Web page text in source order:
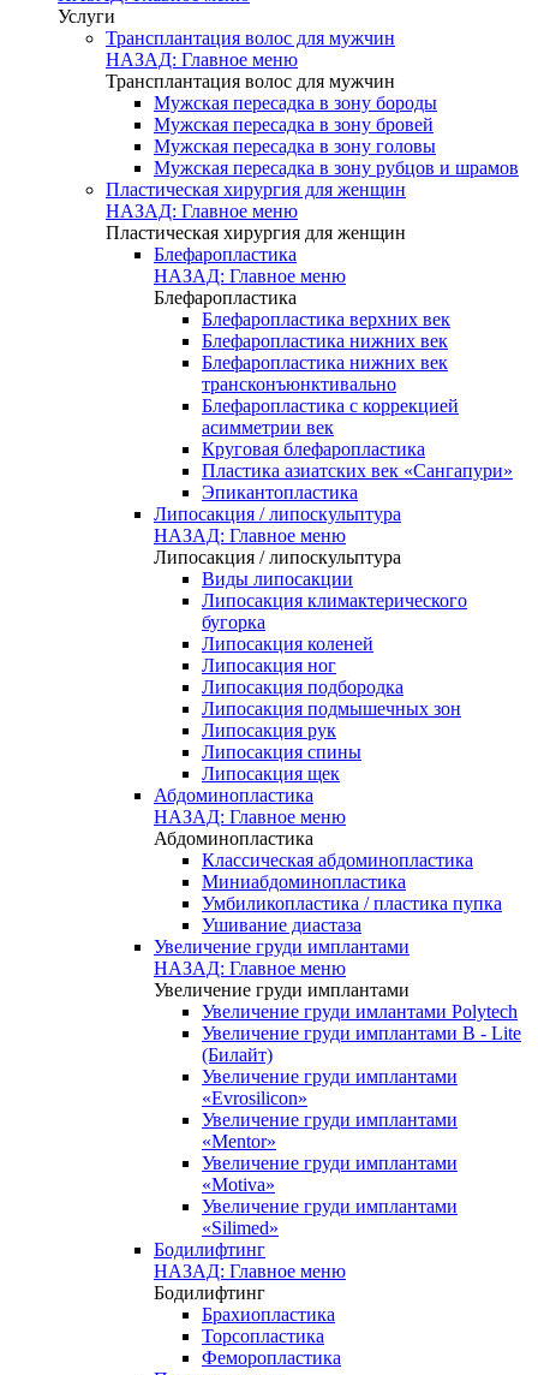
Услуги
Трансплантация волос для мужчин
НАЗАД: Главное меню
Трансплантация волос для мужчин
Мужская пересадка в зону бороды
Мужская пересадка в зону бровей
Мужская пересадка в зону головы
Мужская пересадка в зону рубцов и шрамов
Пластическая хирургия для женщин
НАЗАД: Главное меню
Пластическая хирургия для женщин
Блефаропластика
НАЗАД: Главное меню
Блефаропластика
Блефаропластика верхних век
Блефаропластика нижних век
Блефаропластика нижних век
трансконъюнктивально
Блефаропластика с коррекцией
асимметрии век
Круговая блефаропластика
Пластика азиатских век «Сангапури»
Эпикантопластика
Липосакция / липоскульптура
НАЗАД: Главное меню
Липосакция / липоскульптура
Виды липосакции
Липосакция климактерического
бугорка
Липосакция коленей
Липосакция ног
Липосакция подбородка
Липосакция подмышечных зон
Липосакция рук
Липосакция спины
Липосакция щек
Абдоминопластика
НАЗАД: Главное меню
Абдоминопластика
Классическая абдоминопластика
Миниабдоминопластика
Умбиликопластика / пластика пупка
Ушивание диастаза
Увеличение груди имплантами
НАЗАД: Главное меню
Увеличение груди имплантами
Увеличение груди имлантами Polytech
Увеличение груди имплантами B - Lite
(Билайт)
Увеличение груди имплантами
«Evrosilicon»
Увеличение груди имплантами
«Mentor»
Увеличение груди имплантами
«Motiva»
Увеличение груди имплантами
«Silimed»
Бодилифтинг
НАЗАД: Главное меню
Бодилифтинг
Брахиопластика
Торсопластика
Феморопластика